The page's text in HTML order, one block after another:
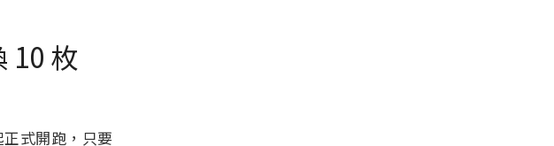
10 枚
式開跑，只要